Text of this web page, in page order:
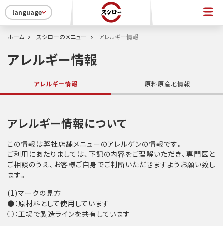
language
ホーム スシローのメニュー アレルギー情報
アレルギー情報
アレルギー情報 原料原産地情報
アレルギー情報について
この情報は弊社店舗メニューのアレルゲンの情報です。
ご利用にあたりましては、下記の内容をご理解いただき、専門医と
ご相談のうえ、お客様ご自身でご判断いただきますようお願い致し
ます。
(1)マークの見方
●：原材料として使用しています
○：工場で製造ラインを共有しています